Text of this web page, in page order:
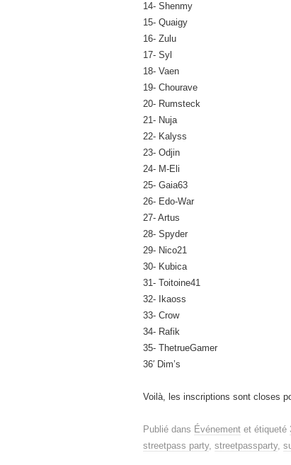
14- Shenmy
15- Quaigy
16- Zulu
17- Syl
18- Vaen
19- Chourave
20- Rumsteck
21- Nuja
22- Kalyss
23- Odjin
24- M-Eli
25- Gaia63
26- Edo-War
27- Artus
28- Spyder
29- Nico21
30- Kubica
31- Toitoine41
32- Ikaoss
33- Crow
34- Rafik
35- ThetrueGamer
36′ Dim’s
Voilà, les inscriptions sont closes
Publié dans Événement et étiqueté
streetpass party, streetpassparty,